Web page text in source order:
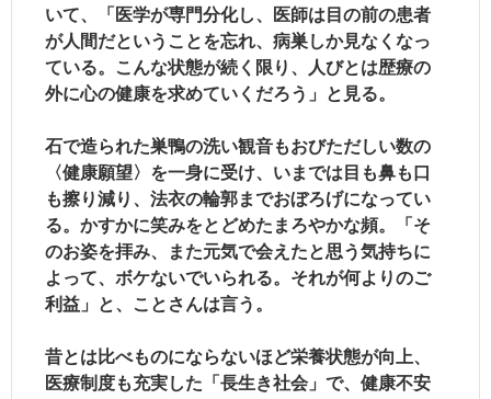
いて、「医学が専門分化し、医師は目の前の患者
が人間だということを忘れ、病巣しか見なくなっ
ている。こんな状態が続く限り、人びとは歴療の
外に心の健康を求めていくだろう」と見る。
石で造られた巣鴨の洗い観音もおびただしい数の
〈健康願望〉を一身に受け、いまでは目も鼻も口
も擦り減り、法衣の輪郭までおぼろげになってい
る。かすかに笑みをとどめたまろやかな頻。「そ
のお姿を拝み、また元気で会えたと思う気持ちに
よって、ボケないでいられる。それが何よりのご
利益」と、ことさんは言う。
昔とは比べものにならないほど栄養状態が向上、
医療制度も充実した「長生き社会」で、健康不安